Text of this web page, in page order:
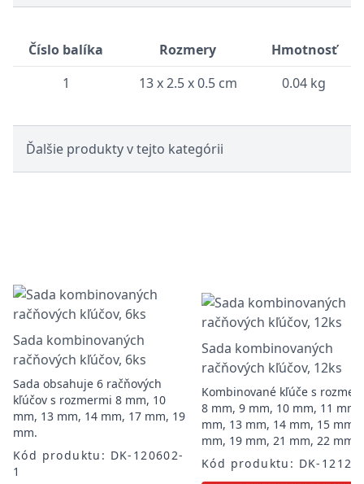
Číslo balíka Rozmery
Hmotnosť
1
13 x 2.5 x 0.5 cm 0.04 kg
Ďalšie produkty v tejto kategórii
Sada kombinovaných
račňových kľúčov, 6ks
Sada obsahuje 6 račňových
kľúčov s rozmermi 8 mm, 10
mm, 13 mm, 14 mm, 17 mm, 19
mm.
Kód produktu: DK-120602-
1
Sada kombinovaných
račňových kľúčov, 12ks
Kombinované kľúče s
8 mm, 9 mm, 10 mm, 11 mm,
mm, 13 mm, 14 mm, 15 mm,
mm, 19 mm, 21 mm, 22 mm
Kód produktu: DK-